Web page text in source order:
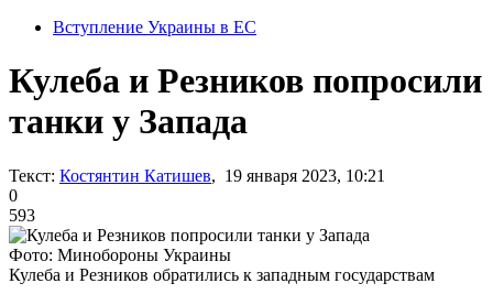
Вступление Украины в ЕС
Кулеба и Резников попросили
танки у Запада
Текст: Костянтин Катишев, 19 января 2023, 10:21
0
593
Фото: Минобороны Украины
Кулеба и Резников обратились к западным государствам